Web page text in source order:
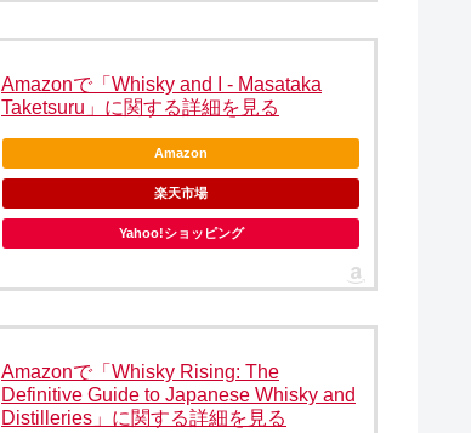
Amazonで「Whisky and I - Masataka
Taketsuru」に関する詳細を見る
Amazon
楽天市場
Yahoo!ショッピング
Amazonで「Whisky Rising: The
Definitive Guide to Japanese Whisky and
Distilleries」に関する詳細を見る